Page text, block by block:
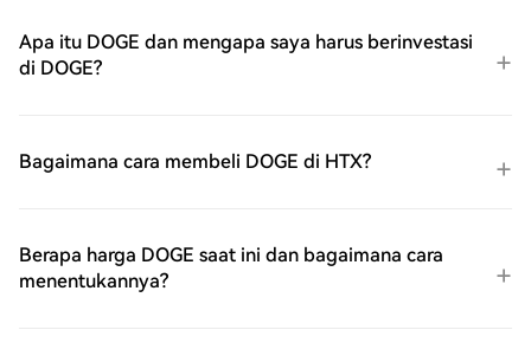
Apa itu DOGE dan mengapa saya harus berinvestasi
di DOGE?
Bagaimana cara membeli DOGE di HTX?
Berapa harga DOGE saat ini dan bagaimana cara
menentukannya?